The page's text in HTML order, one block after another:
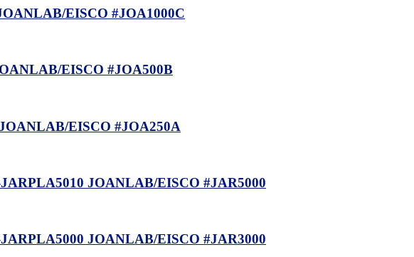
EISCO #JOA1000C
EISCO #JOA500B
EISCO #JOA250A
JOANLAB/EISCO #JAR5000
JOANLAB/EISCO #JAR3000